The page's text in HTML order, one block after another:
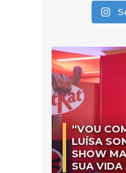
“VOU
LUÍSA
SHOW
SUA VIDA